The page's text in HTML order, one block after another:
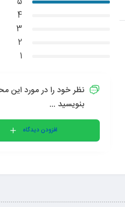
4
3
2
1
نظر خود را در مورد این
بنویسید ...
افزودن دیدگاه